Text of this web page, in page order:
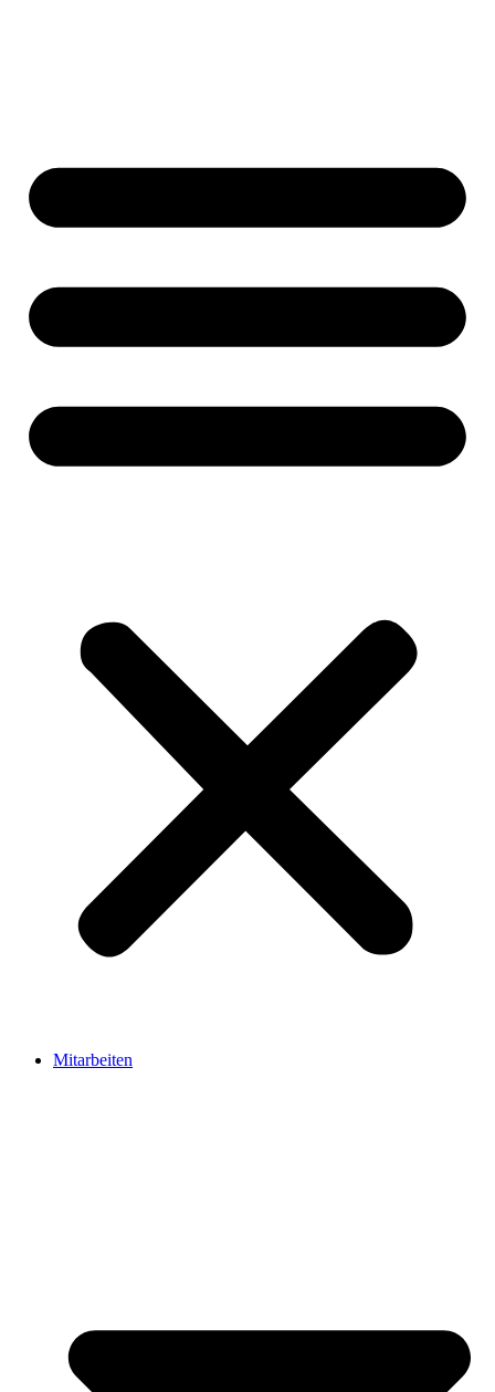
Mitarbeiten